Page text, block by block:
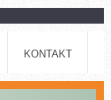
KONTAKT